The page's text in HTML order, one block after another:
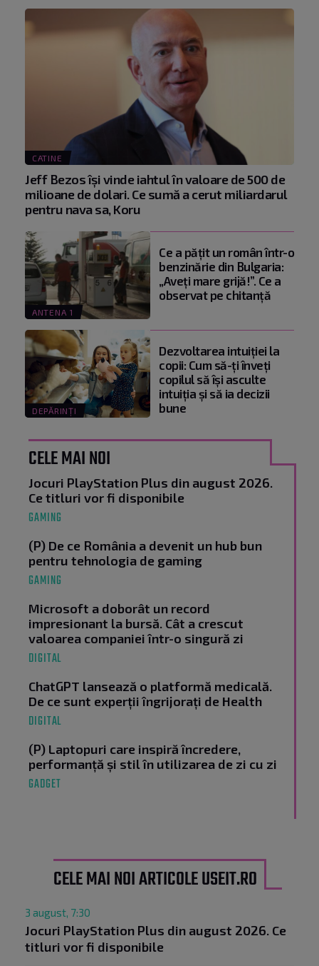
CATINE
Jeff Bezos își vinde iahtul în valoare de 500 de
milioane de dolari. Ce sumă a cerut miliardarul
pentru nava sa, Koru
ANTENA 1
Ce a pățit un român într-o
benzinărie din Bulgaria:
„Aveți mare grijă!”. Ce a
observat pe chitanță
DEPĂRINȚI
Dezvoltarea intuiției la
copii: Cum să-ți înveți
copilul să își asculte
intuiția și să ia decizii
bune
CELE MAI NOI
Jocuri PlayStation Plus din august 2026.
Ce titluri vor fi disponibile
GAMING
(P) De ce România a devenit un hub bun
pentru tehnologia de gaming
GAMING
Microsoft a doborât un record
impresionant la bursă. Cât a crescut
valoarea companiei într-o singură zi
DIGITAL
ChatGPT lansează o platformă medicală.
De ce sunt experții îngrijorați de Health
DIGITAL
(P) Laptopuri care inspiră încredere,
performanță și stil în utilizarea de zi cu zi
GADGET
CELE MAI NOI ARTICOLE USEIT.RO
3 august, 7:30
Jocuri PlayStation Plus din august 2026. Ce
titluri vor fi disponibile